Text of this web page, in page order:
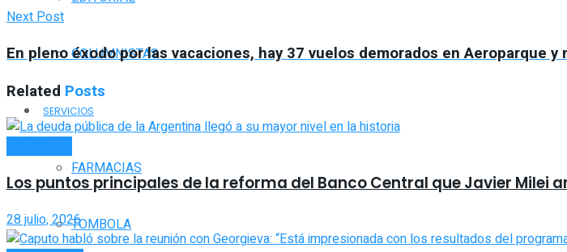
COLUMNISTAS
SERVICIOS
FARMACIAS
TOMBOLA
Next Post
En pleno éxodo por las vacaciones, hay 37 vuelos demorados en Aeroparque
Related Posts
Los puntos principales de la reforma del Banco Central que Javier Milei
28 julio, 2026